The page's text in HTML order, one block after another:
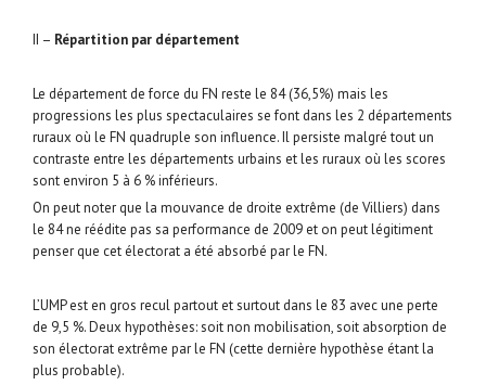
II – Répartition par département
Le département de force du FN reste le 84 (36,5%) mais les
progressions les plus spectaculaires se font dans les 2 départements
ruraux où le FN quadruple son influence. Il persiste malgré tout un
contraste entre les départements urbains et les ruraux où les scores
sont environ 5 à 6 % inférieurs.
On peut noter que la mouvance de droite extrême (de Villiers) dans
le 84 ne réédite pas sa performance de 2009 et on peut légitiment
penser que cet électorat a été absorbé par le FN.
L’UMP est en gros recul partout et surtout dans le 83 avec une perte
de 9,5 %. Deux hypothèses: soit non mobilisation, soit absorption de
son électorat extrême par le FN (cette dernière hypothèse étant la
plus probable).